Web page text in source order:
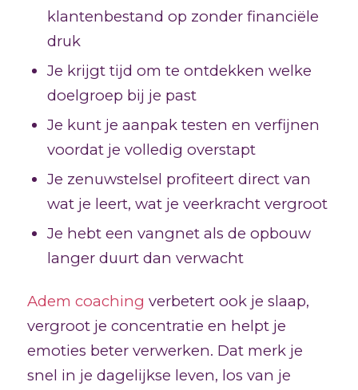
klantenbestand op zonder financiële
druk
Je krijgt tijd om te ontdekken welke
doelgroep bij je past
Je kunt je aanpak testen en verfijnen
voordat je volledig overstapt
Je zenuwstelsel profiteert direct van
wat je leert, wat je veerkracht vergroot
Je hebt een vangnet als de opbouw
langer duurt dan verwacht
Adem coaching verbetert ook je slaap,
vergroot je concentratie en helpt je
emoties beter verwerken. Dat merk je
snel in je dagelijkse leven, los van je